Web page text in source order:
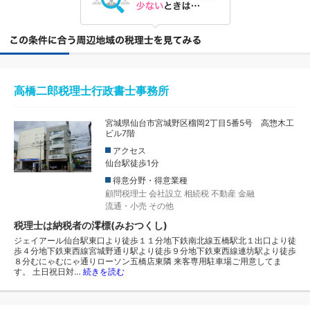
高橋二郎税理士行政書士事務所
宮城県仙台市宮城野区榴岡2丁目5番5号 高惣木工
ビル7階
アクセス
仙台駅徒歩1分
得意分野・得意業種
顧問税理士 会社設立 相続税 不動産 金融
流通・小売 その他
税理士は納税者の澪標(みおつくし)
ジェイアール仙台駅東口より徒歩１１分地下鉄南北線五橋駅北１出口より徒
歩４分地下鉄東西線宮城野通り駅より徒歩９分地下鉄東西線連坊駅より徒歩
８分むにゃむにゃ通りローソン五橋店東隣 来客専用駐車場ご用意してま
す。 土日祝日対… 続きを読む